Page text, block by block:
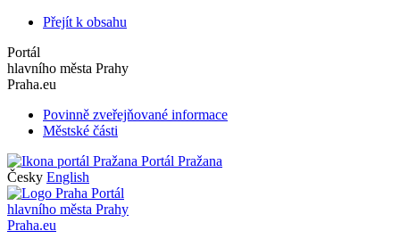
Přejít k obsahu
Portál
hlavního města Prahy
Praha.eu
Povinně zveřejňované informace
Městské části
Portál Pražana
Česky English
Portál
hlavního města Prahy
Praha.eu